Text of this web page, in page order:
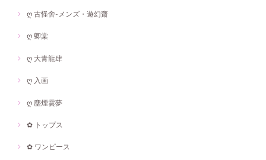
ღ 古怪舍-メンズ・遊幻齋
ღ 卿棠
ღ 大青龍肆
ღ 入画
ღ 塵煙雲夢
✿ トップス
✿ ワンピース